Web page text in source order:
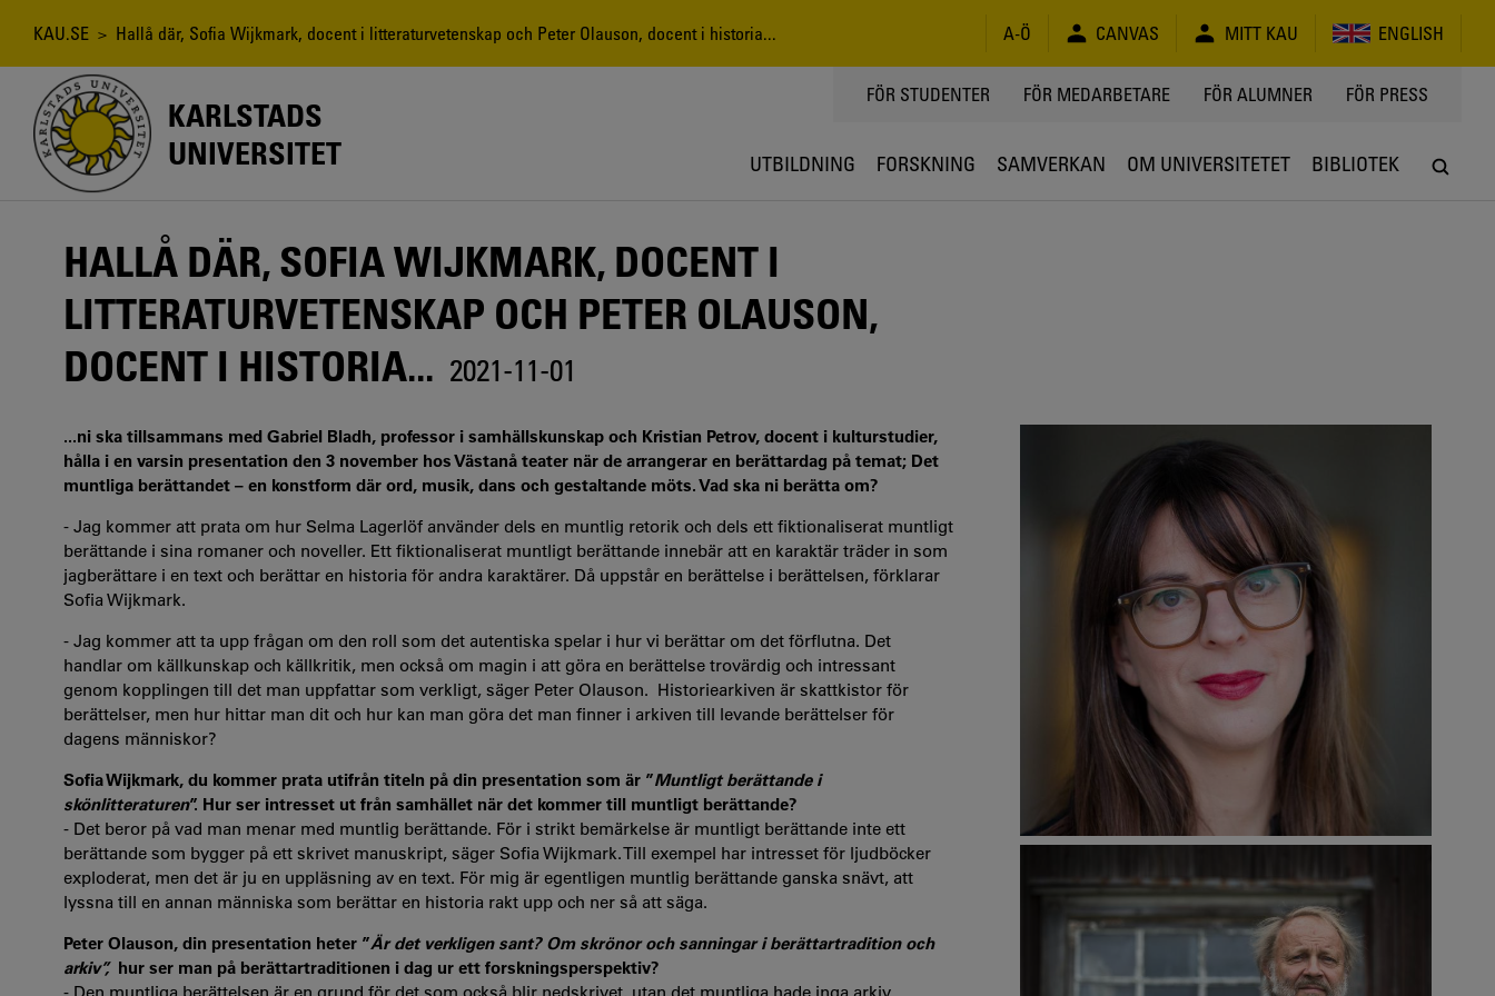
Länkstig
KAU.SE > Hallå där, Sofia Wijkmark, docent i litteraturvetenskap och Peter Olauson, docent i historia... A-Ö CANVAS MITT KAU ENGLISH
KARLSTADS
UNIVERSITET
TOPPMENY
FÖR STUDENTER FÖR MEDARBETARE FÖR ALUMNER FÖR PRESS
UTBILDNING FORSKNING SAMVERKAN OM UNIVERSITETET BIBLIOTEK
HALLÅ DÄR, SOFIA WIJKMARK, DOCENT I
LITTERATURVETENSKAP OCH PETER OLAUSON,
DOCENT I HISTORIA... 2021-11-01
...ni ska tillsammans med Gabriel Bladh, professor i samhällskunskap och Kristian Petrov, docent i kulturstudier,
hålla i en varsin presentation den 3 november hos Västanå teater när de arrangerar en berättardag på temat; Det
muntliga berättandet – en konstform där ord, musik, dans och gestaltande möts. Vad ska ni berätta om?
- Jag kommer att prata om hur Selma Lagerlöf använder dels en muntlig retorik och dels ett fiktionaliserat muntligt
berättande i sina romaner och noveller. Ett fiktionaliserat muntligt berättande innebär att en karaktär träder in som
jagberättare i en text och berättar en historia för andra karaktärer. Då uppstår en berättelse i berättelsen, förklarar
Sofia Wijkmark.
- Jag kommer att ta upp frågan om den roll som det autentiska spelar i hur vi berättar om det förflutna. Det
handlar om källkunskap och källkritik, men också om magin i att göra en berättelse trovärdig och intressant
genom kopplingen till det man uppfattar som verkligt, säger Peter Olauson. Historiearkiven är skattkistor för
berättelser, men hur hittar man dit och hur kan man göra det man finner i arkiven till levande berättelser för
dagens människor?
Sofia Wijkmark, du kommer prata utifrån titeln på din presentation som är ”Muntligt berättande i
skönlitteraturen”. Hur ser intresset ut från samhället när det kommer till muntligt berättande?
- Det beror på vad man menar med muntlig berättande. För i strikt bemärkelse är muntligt berättande inte ett
berättande som bygger på ett skrivet manuskript, säger Sofia Wijkmark. Till exempel har intresset för ljudböcker
exploderat, men det är ju en uppläsning av en text. För mig är egentligen muntlig berättande ganska snävt, att
lyssna till en annan människa som berättar en historia rakt upp och ner så att säga.
Peter Olauson, din presentation heter ”Är det verkligen sant? Om skrönor och sanningar i berättartradition och
arkiv”, hur ser man på berättartraditionen i dag ur ett forskningsperspektiv?